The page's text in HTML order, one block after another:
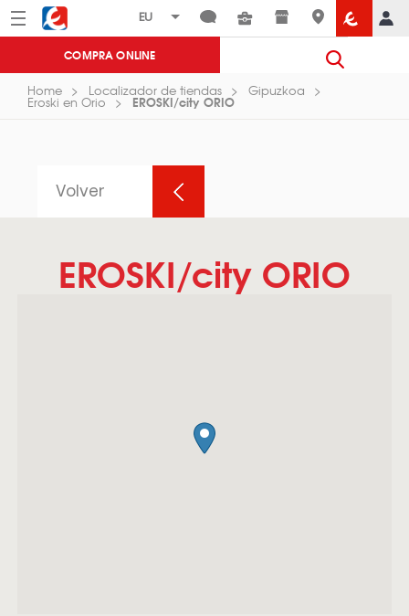
Menú Eroski
COMPRA ONLINE
Home Localizador de tiendas Gipuzkoa
Eroski en Orio EROSKI/city ORIO
Volver
EROSKI/city ORIO